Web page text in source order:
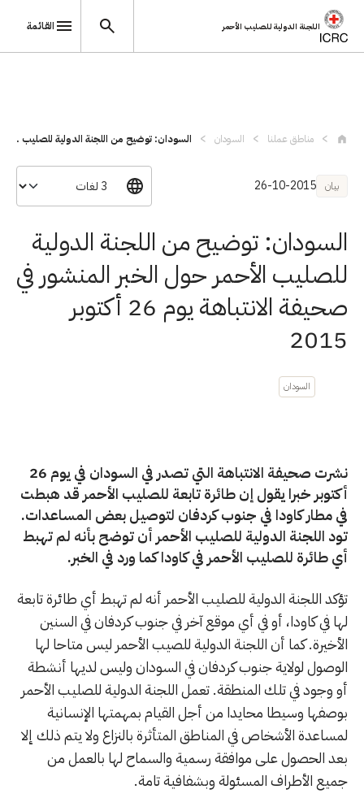
اللجنة الدولية للصليب الأحمر القائمة
مناطق عملنا السودان السودان: توضيح من اللجنة الدولية للصليب ...
بيان 26-10-2015
السودان: توضيح من اللجنة الدولية
للصليب الأحمر حول الخبر المنشور في
صحيفة الانتباهة يوم 26 أكتوبر
2015
السودان
نشرت صحيفة الانتباهة التي تصدر في السودان في يوم 26
أكتوبر خبرا يقول إن طائرة تابعة للصليب الأحمر قد هبطت
في مطار كاودا في جنوب كردفان لتوصيل بعض المساعدات.
تود اللجنة الدولية للصليب الأحمر أن توضح بأنه لم تهبط
أي طائرة للصليب الأحمر في كاودا كما ورد في الخبر.
تؤكد اللجنة الدولية للصليب الأحمر أنه لم تهبط أي طائرة تابعة
لها في كاودا، أو في أي موقع آخر في جنوب كردفان في السنين
الأخيرة. كما أن اللجنة الدولية للصيب الأحمر ليس متاحا لها
الوصول لولاية جنوب كردفان في السودان وليس لديها أنشطة
أو وجود في تلك المنطقة. تعمل اللجنة الدولية للصليب الأحمر
بوصفها وسيطا محايدا من أجل القيام بمهمتها الإنسانية
لمساعدة الأشخاص في المناطق المتأثرة بالنزاع ولا يتم ذلك إلا
بعد الحصول على موافقة رسمية والسماح لها بالعمل من
جميع الأطراف المسئولة وبشفافية تامة.